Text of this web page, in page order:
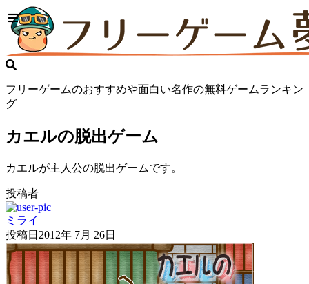
フリーゲームのおすすめや面白い名作の無料ゲームランキン
グ
カエルの脱出ゲーム
カエルが主人公の脱出ゲームです。
投稿者
ミライ
投稿日 2012年 7月 26日